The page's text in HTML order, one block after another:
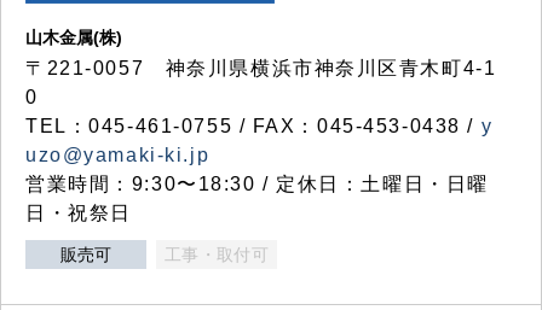
山木金属(株)
〒221-0057 神奈川県横浜市神奈川区青木町4-1
0
TEL：045-461-0755 / FAX：045-453-0438 / y
uzo@yamaki-ki.jp
営業時間：9:30〜18:30 / 定休日：土曜日・日曜
日・祝祭日
販売可 工事・取付可